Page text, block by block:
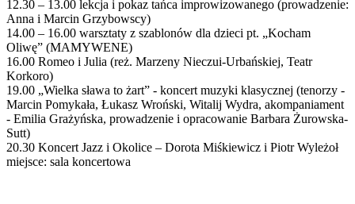
12.30 – 13.00 lekcja i pokaz tańca improwizowanego (prowadzenie:
Anna i Marcin Grzybowscy)
14.00 – 16.00 warsztaty z szablonów dla dzieci pt. „Kocham
Oliwę” (MAMYWENE)
16.00 Romeo i Julia (reż. Marzeny Nieczui-Urbańskiej, Teatr
Korkoro)
19.00 „Wielka sława to żart” - koncert muzyki klasycznej (tenorzy -
Marcin Pomykała, Łukasz Wroński, Witalij Wydra, akompaniament
- Emilia Grażyńska, prowadzenie i opracowanie Barbara Żurowska-
Sutt)
20.30 Koncert Jazz i Okolice – Dorota Miśkiewicz i Piotr Wyleżoł
miejsce: sala koncertowa